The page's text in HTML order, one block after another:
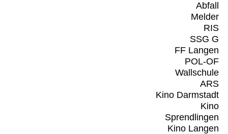
Abfall
Melder
RIS
SSG G
FF Langen
POL-OF
Wallschule
ARS
Kino Darmstadt
Kino
Sprendlingen
Kino Langen